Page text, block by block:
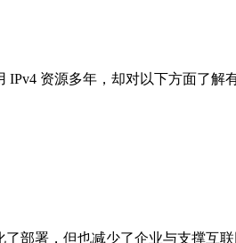
资源多年，却对以下方面了解
部署，但也减少了企业与支撑互